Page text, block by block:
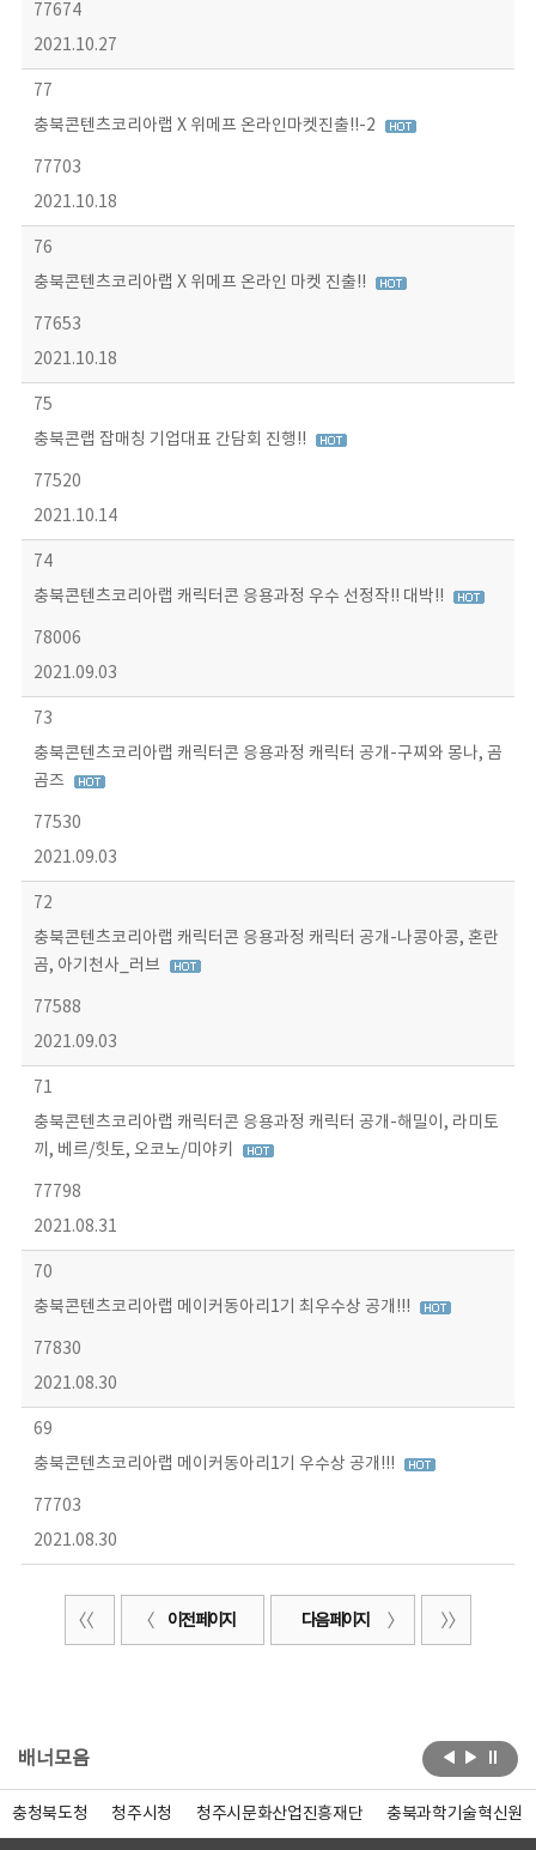
77674
2021.10.27
77
충북콘텐츠코리아랩 X 위메프 온라인마켓진출!!-2
77703
2021.10.18
76
충북콘텐츠코리아랩 X 위메프 온라인 마켓 진출!!
77653
2021.10.18
75
충북콘랩 잡매칭 기업대표 간담회 진행!!
77520
2021.10.14
74
충북콘텐츠코리아랩 캐릭터콘 응용과정 우수 선정작!! 대박!!
78006
2021.09.03
73
충북콘텐츠코리아랩 캐릭터콘 응용과정 캐릭터 공개-구찌와 몽나, 곰
곰즈
77530
2021.09.03
72
충북콘텐츠코리아랩 캐릭터콘 응용과정 캐릭터 공개-나콩아콩, 혼란
곰, 아기천사_러브
77588
2021.09.03
71
충북콘텐츠코리아랩 캐릭터콘 응용과정 캐릭터 공개-해밀이, 라미토
끼, 베르/힛토, 오코노/미야키
77798
2021.08.31
70
충북콘텐츠코리아랩 메이커동아리1기 최우수상 공개!!!
77830
2021.08.30
69
충북콘텐츠코리아랩 메이커동아리1기 우수상 공개!!!
77703
2021.08.30
이전 페이지 다음 페이지
배너모음
충청북도청 청주시청 청주시문화산업진흥재단 충북과학기술혁신원